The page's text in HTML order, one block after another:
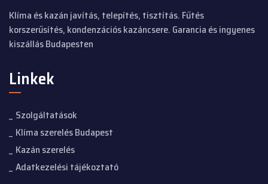
Klíma és kazán javítás, telepítés, tisztítás. Fűtés
korszerűsítés, kondenzációs kazáncsere. Garancia és ingyenes
kiszállás Budapesten
Linkek
Szolgáltatások
Klíma szerelés Budapest
Kazán szerelés
Adatkezelési tájékoztató